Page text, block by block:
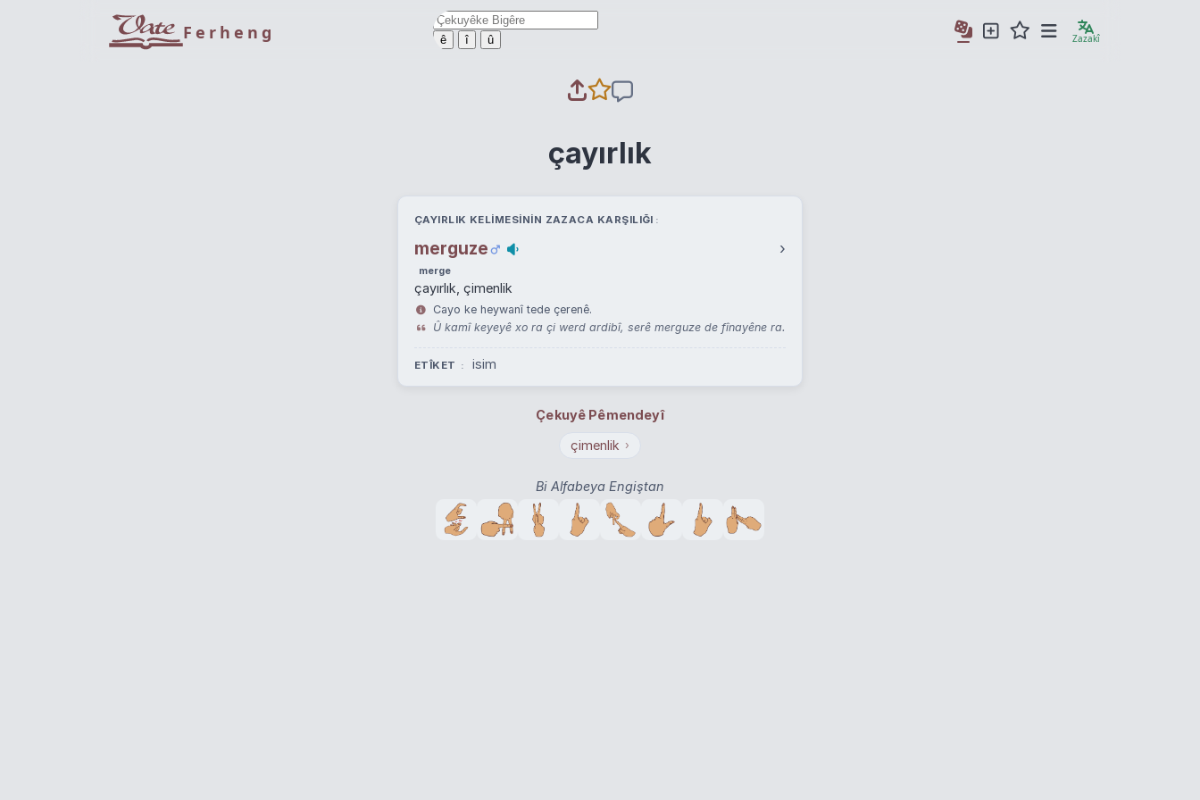
Ferheng ê î û Zazakî
çayırlık
ÇAYIRLIK KELIMESININ ZAZACA KARŞILIĞI
merguze ›
merge
çayırlık, çimenlik
Cayo ke heywanî tede çerenê.
Û kamî keyeyê xo ra çi werd ardibî, serê merguze de fînayêne ra.
ETÎKET isim
Çekuyê Pêmendeyî
çimenlik ›
Bi Alfabeya Engiştan